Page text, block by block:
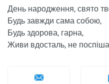
День народження, свято
Будь завжди сама собою,
Будь здорова, гарна,
Живи вдосталь, не